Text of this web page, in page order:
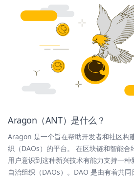
Aragon（ANT）是什么？
Aragon 是一个旨在帮助开发者和社区构
织（DAOs）的平台。 在区块链和智能合
用户意识到这种新兴技术有能力支持一
自治组织（DAOs）。DAO 是由有着共同